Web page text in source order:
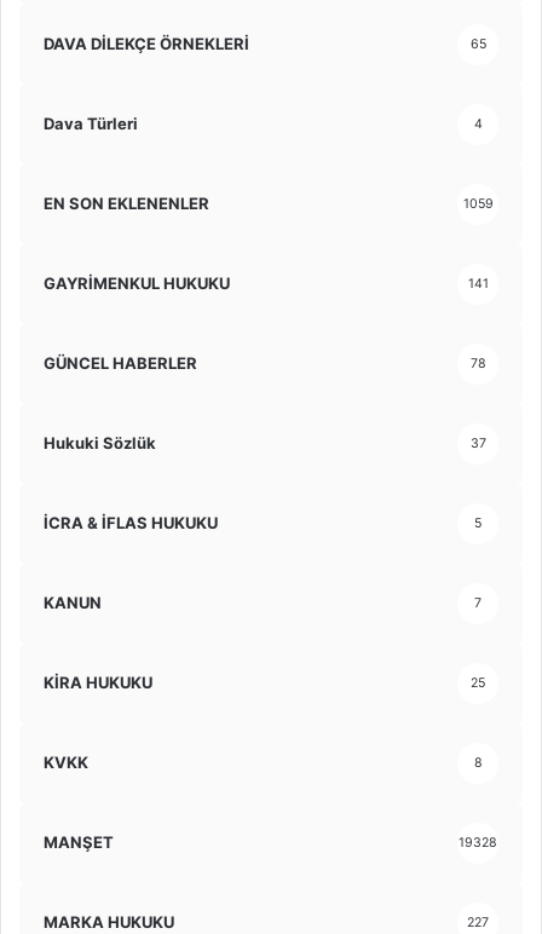
DAVA DİLEKÇE ÖRNEKLERİ 65
Dava Türleri 4
EN SON EKLENENLER 1059
GAYRİMENKUL HUKUKU 141
GÜNCEL HABERLER 78
Hukuki Sözlük 37
İCRA & İFLAS HUKUKU 5
KANUN 7
KİRA HUKUKU 25
KVKK 8
MANŞET 19328
MARKA HUKUKU 227